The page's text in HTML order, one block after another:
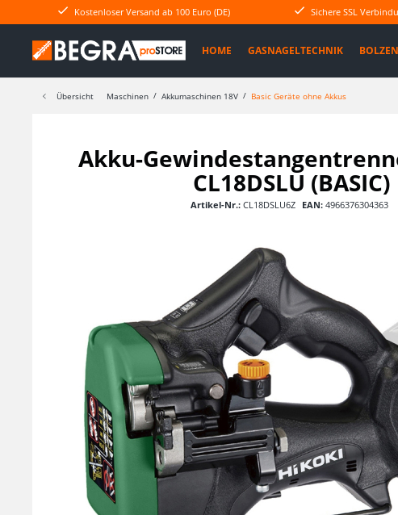
Kostenloser Versand ab 100 Euro (DE) Sichere SSL
HOME GASNAGELTECHNIK
Übersicht Maschinen Akkumaschinen 18V Basic Geräte ohne Akkus
Akku-
CL18DSLU (BASIC)
Artikel-Nr.: CL18DSLU6Z EAN: 4966376304363